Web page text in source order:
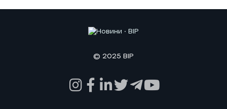
© 2025 BIP